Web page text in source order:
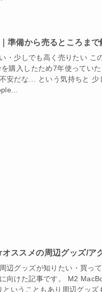
準備から売るところまで
・少しでも高く売りたい こ
購入したため7年使ってい
安だな… という気持ちと 少
ススメの周辺グッズ/ア
辺グッズが知りたい・買っ
向けた記事です。 M2
いうこともあり周辺グッズ